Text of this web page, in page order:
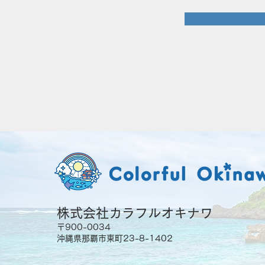
株式会社カラフルオキナワ
〒900-0034
沖縄県那覇市東町23-8-1402